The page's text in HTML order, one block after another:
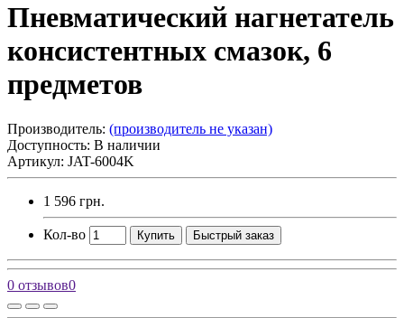
Пневматический нагнетатель
консистентных смазок, 6
предметов
Производитель: (производитель не указан)
Доступность: В наличии
Артикул: JAT-6004K
1 596 грн.
Кол-во Купить Быстрый заказ
0 отзывов0